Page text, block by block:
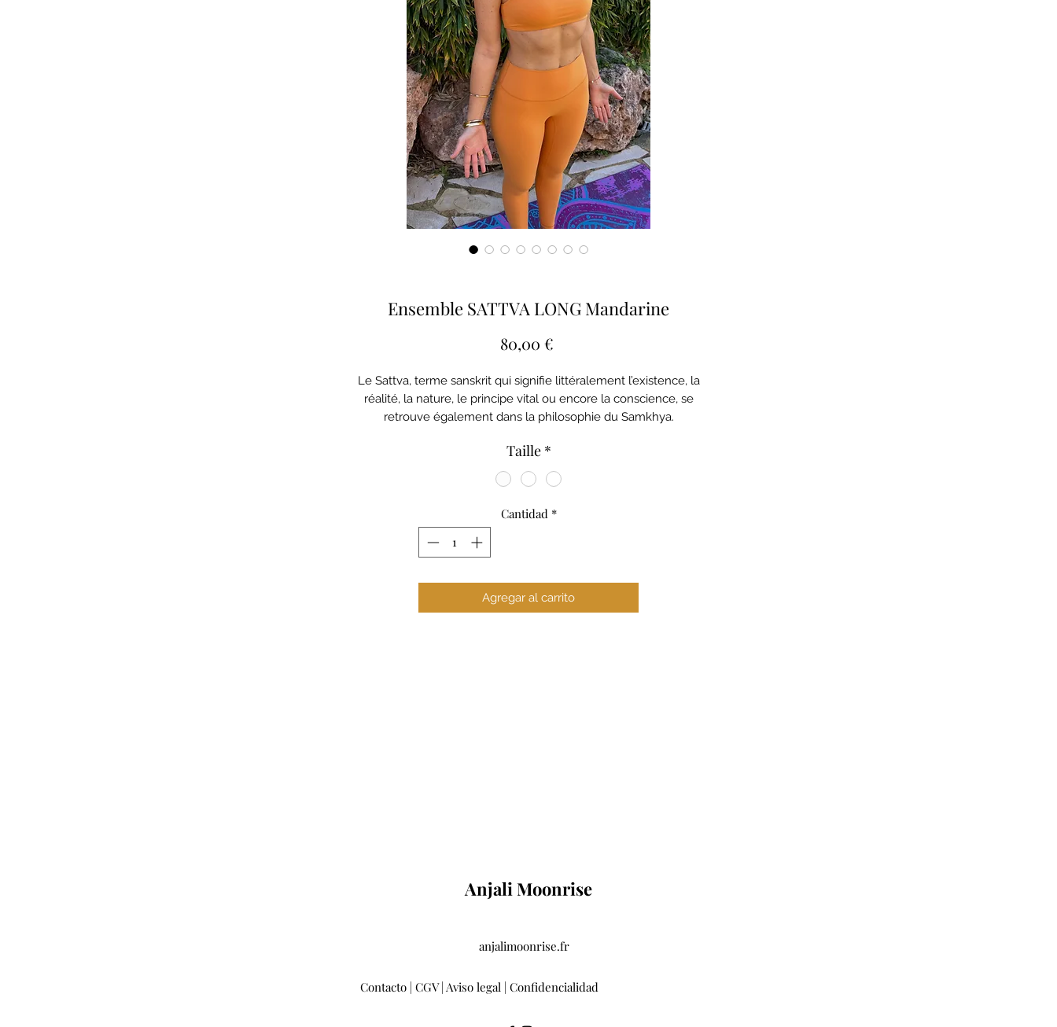
Ensemble SATTVA LONG Mandarine
80,00 €Precio
Le Sattva, terme sanskrit qui signifie littéralement l’existence, la
réalité, la nature, le principe vital ou encore la conscience, se
retrouve également dans la philosophie du Samkhya.
(qualité) de la nature.
Les 3 gunas sont :
- Sattva : la connaissance, la pureté, l’harmonie
- Rajas : l’action, la passion
- Tamas : l’inertie, l’ignorance
Pour ne faire qu’un avec vous cet ensemble a été créé.
La brassière est croisée en 2 points sans appuis sur les cervicales ou
le dos , elle offre un joli maintien et un toucher soyeux peau de
pêche , idéale aussi sous une robe dos nu ✨
Le legging est celui que vous aimez tant de l’ensemble Ganesh et
Taille *
Cantidad *
Agregar al carrito
Anjali Moonrise
anjalimoonrise.fr
Contacto CGV| Aviso legal Confidencialidad